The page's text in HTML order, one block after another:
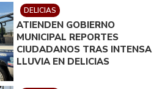
DELICIAS
ATIENDEN GOBIERNO
MUNICIPAL REPORTES
CIUDADANOS TRAS INTENSA
LLUVIA EN DELICIAS